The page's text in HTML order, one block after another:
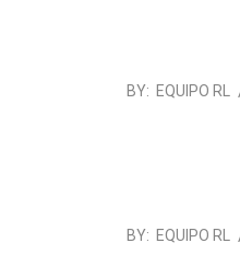
2023-
BY: EQUIPO RL
2023-
BY: EQUIPO RL